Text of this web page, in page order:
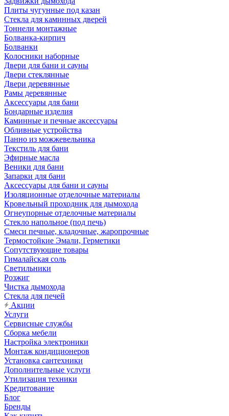
Плиты чугунные под казан
Стекла для каминных дверей
Тоннели монтажные
Болванка-кирпич
Болванки
Колосники наборные
Двери для бани и сауны
Двери стеклянные
Двери деревянные
Рамы деревянные
Аксессуары для бани
Бондарные изделия
Каминные и печные аксессуары
Обливные устройства
Панно из можжевельника
Текстиль для бани
Эфирные масла
Веники для бани
Запарки для бани
Аксессуары для бани и сауны
Изоляционные отделочные материалы
Кровельный проходник для дымохода
Огнеупорные отделочные материалы
Стекло напольное (под печь)
Смеси печные, кладочные, жаропрочные
Термостойкие Эмали, Герметики
Сопутствующие товары
Гималайская соль
Светильники
Розжиг
Чистка дымохода
Стекла для печей
Акции
Услуги
Сервисные службы
Сборка мебели
Настройка электроники
Монтаж кондиционеров
Установка сантехники
Дополнительные услуги
Утилизация техники
Кредитование
Блог
Бренды